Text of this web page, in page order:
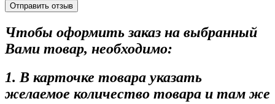
Отправить отзыв
Чтобы оформить заказ на выбранный
Вами товар, необходимо:
1. В карточке товара указать
желаемое количество товара и там же